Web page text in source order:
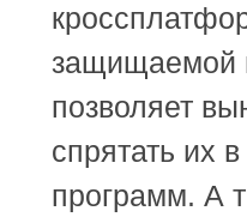
защищаемой
позволяет
спрятать их
программ. А